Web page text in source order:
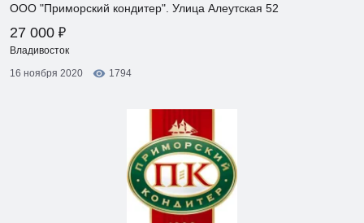
ООО "Приморский кондитер". Улица Алеутская 52
27 000 ₽
Владивосток
16 ноября 2020
1794